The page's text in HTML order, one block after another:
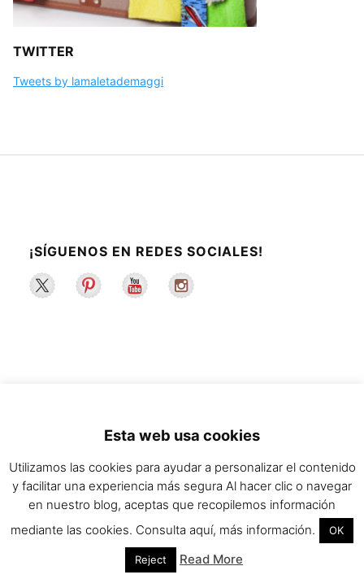
TWITTER
Tweets by lamaletademaggi
¡SÍGUENOS EN REDES SOCIALES!
2022 ©La Maleta de Maggie | Recetas de
Esta web usa cookies
Utilizamos las cookies para ayudar a personalizar el contenido
y facilitar una experiencia más segura Al hacer clic o navegar
en nuestro blog, aceptas que recopilemos información
mediante las cookies. Consulta aquí, más información.
OK
Reject Read More